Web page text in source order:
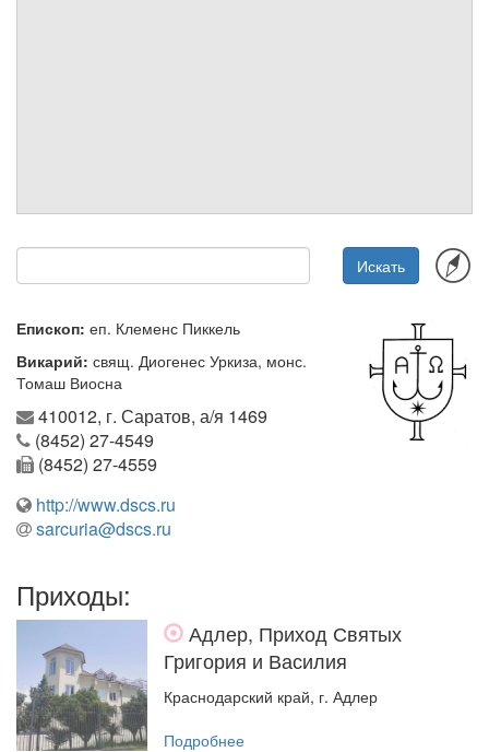
Отправить сообщение
Искать
Епископ: еп. Клеменс Пиккель
Викарий: свящ. Диогенес Уркиза, монс.
Томаш Виосна
410012, г. Саратов, а/я 1469
(8452) 27-4549
(8452) 27-4559
http://www.dscs.ru
sarcuria@dscs.ru
Приходы:
Адлер, Приход Святых
Григория и Василия
Краснодарский край, г. Адлер
Подробнее